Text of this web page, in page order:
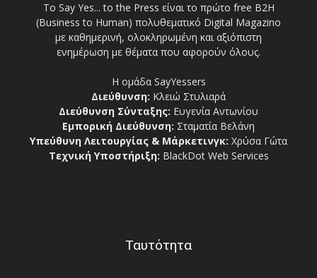
Το Say Yes... to the Press είναι το πρώτο free Β2Η
(Business to Human) πολυθεματικό Digital Magazino
με καθημερινή, ολοκληρωμένη και αξιόπιστη
ενημέρωση με θέματα που αφορούν όλους.
Η ομάδα SayYessers
Διεύθυνση: Κλειώ Στυλιαρά
Διεύθυνση Σύνταξης: Ευγενία Αντωνίου
Εμπορική Διεύθυνση: Σταματία Βελάνη
Υπεύθυνη Λειτουργίας & Μάρκετινγκ: Χρύσα Γώτα
Τεχνική Υποστήριξη: BlackDot Web Services
Ταυτότητα